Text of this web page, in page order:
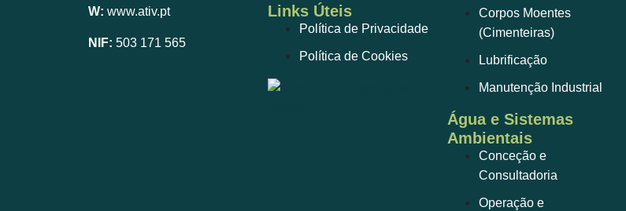
W: www.ativ.pt
NIF: 503 171 565
Links Úteis
Política de Privacidade
Política de Cookies
Corpos Moentes
(Cimenteiras)
Lubrificação
Manutenção Industrial
Água e Sistemas
Ambientais
Conceção e
Consultadoria
Operação e